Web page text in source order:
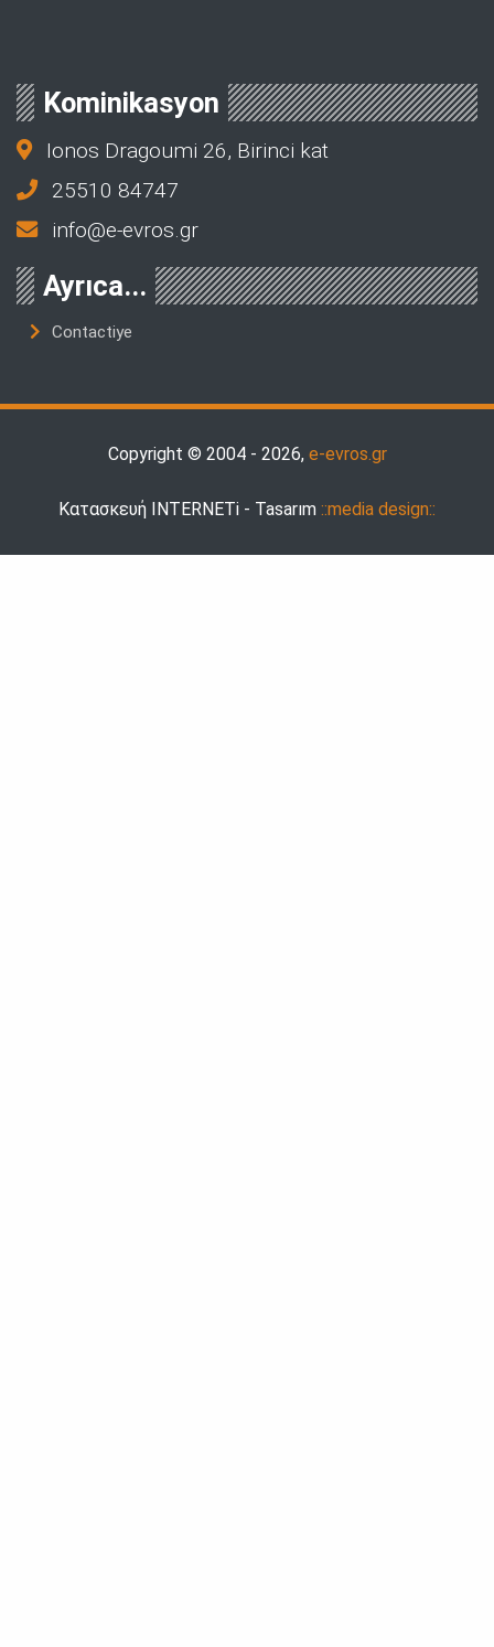
Kominikasyon
Ionos Dragoumi 26, Birinci kat
25510 84747
info@e-evros.gr
Ayrıca...
Contactiye
Copyright © 2004 - 2026, e-evros.gr
Κατασκευή INTERNETi - Tasarım ::media design::